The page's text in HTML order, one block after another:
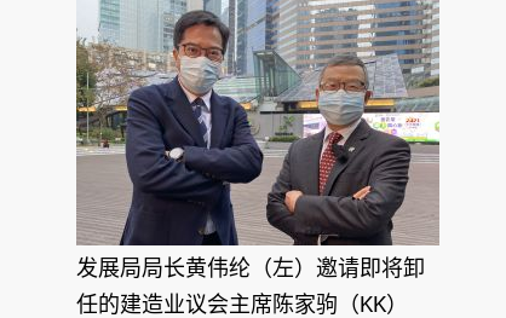
发展局局长黄伟纶（左）邀请即将卸
任的建造业议会主席陈家驹（KK）